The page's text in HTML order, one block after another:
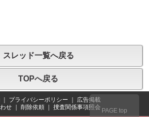
スレッド一覧へ戻る
TOPへ戻る
｜ プライバシーポリシー ｜ 広告掲載
せ ｜ 削除依頼 ｜ 捜査関係事項照会
PAGE top